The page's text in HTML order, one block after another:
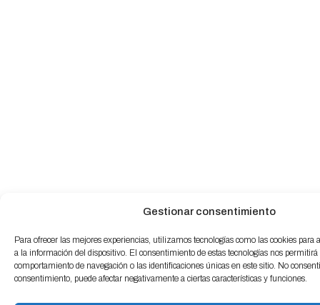
Gestionar consentimiento
Para ofrecer las mejores experiencias, utilizamos tecnologías como las cookies para
a la información del dispositivo. El consentimiento de estas tecnologías nos permitirá
comportamiento de navegación o las identificaciones únicas en este sitio. No
consentimiento, puede afectar negativamente a ciertas características y funciones.